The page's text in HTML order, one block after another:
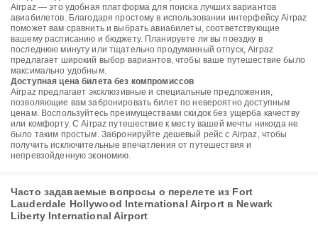
Airpaz — это удобная платформа для поиска лучших вариантов
авиабилетов. Благодаря простому в использовании интерфейсу Airpaz
поможет вам сравнить и выбрать авиабилеты, соответствующие
вашему расписанию и бюджету. Планируете ли вы поездку в
последнюю минуту или тщательно продуманный отпуск, Airpaz
предлагает широкий выбор вариантов, чтобы ваше путешествие было
максимально удобным.
Доступная цена билета без компромиссов
Airpaz предлагает эксклюзивные и специальные предложения,
позволяющие вам забронировать билет по невероятно доступным
ценам. Воспользуйтесь преимуществами скидок без ущерба качеству
или комфорту. С Airpaz путешествие к месту вашей мечты никогда не
было таким простым. Забронируйте дешевый рейс с Airpaz, чтобы
получить исключительные впечатления от путешествия и
непревзойденную экономию.
Часто задаваемые вопросы о перелете из Fort
Lauderdale Hollywood International Airport в Newark
Liberty International Airport